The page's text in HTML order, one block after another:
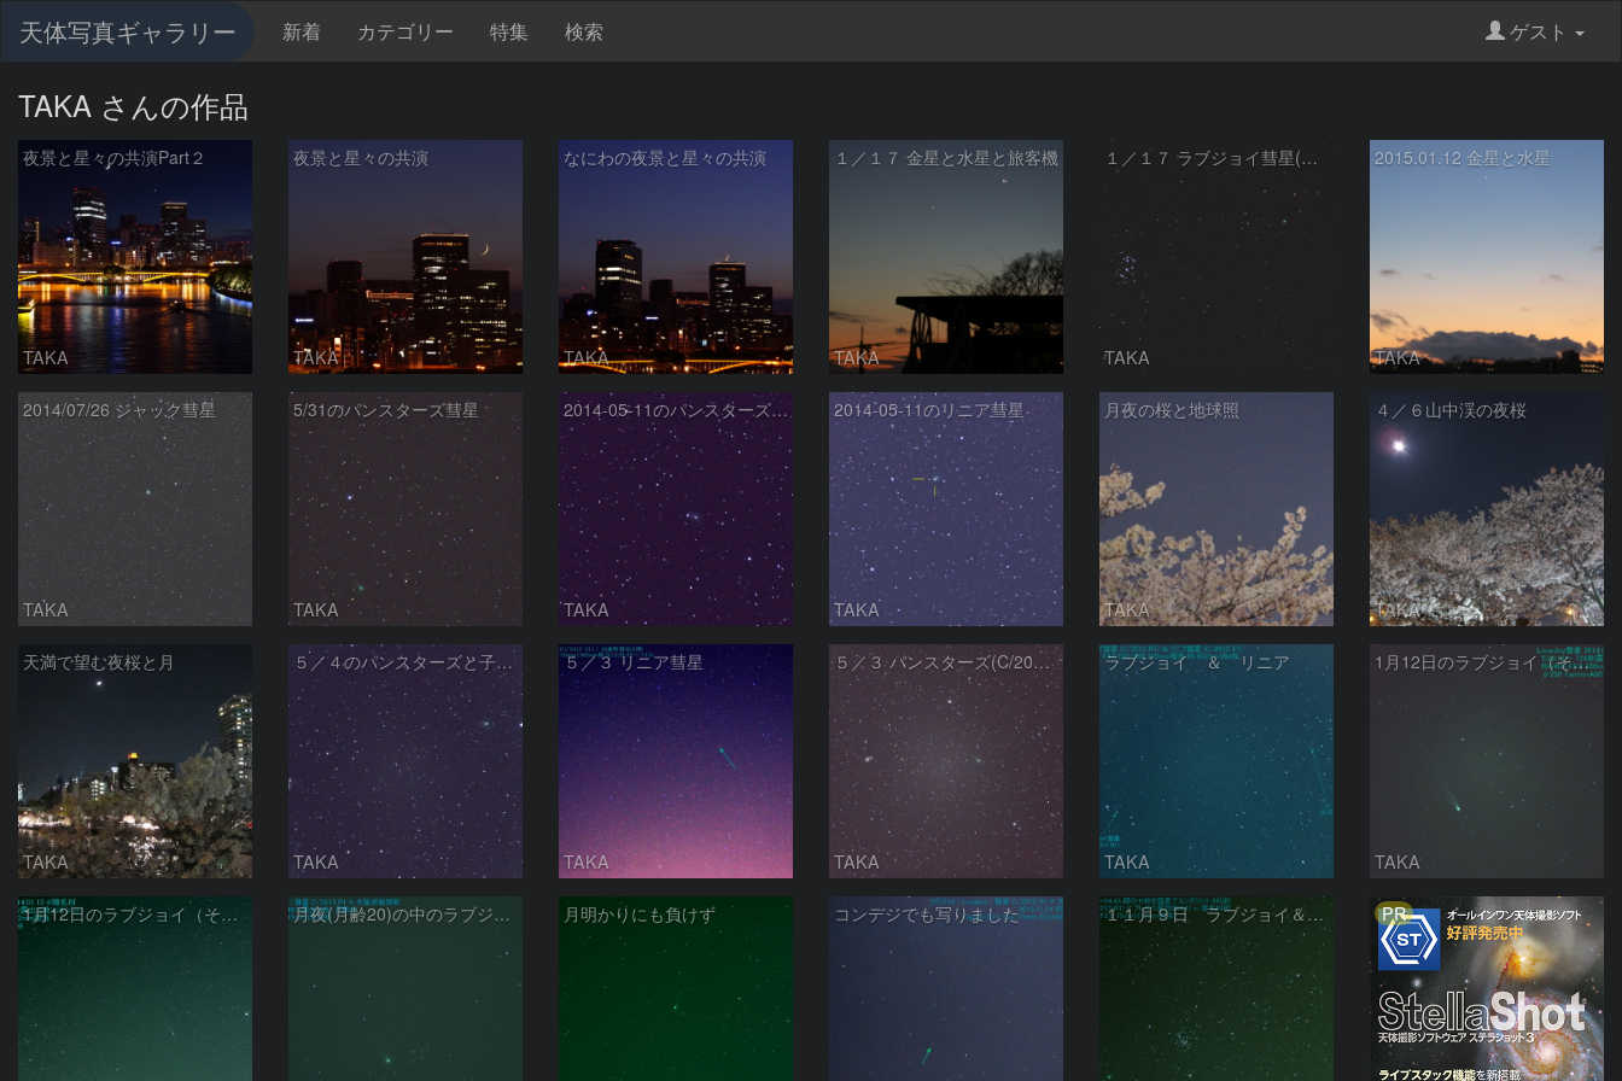
天体写真ギャラリー 新着 カテゴリー 特集 検索 ゲスト
TAKA さんの作品
夜景と星々の共演Part２
TAKA
夜景と星々の共演
TAKA
なにわの夜景と星々の共演
TAKA
１／１７ 金星と水星と旅客機
TAKA
１／１７ ラブジョイ彗星(C2014Q2)
TAKA
2015.01.12 金星と水星
TAKA
2014/07/26 ジャック彗星
TAKA
5/31のパンスターズ彗星
TAKA
2014-05-11のパンスターズ彗星
TAKA
2014-05-11のリニア彗星
TAKA
月夜の桜と地球照
TAKA
４／６山中渓の夜桜
TAKA
天満で望む夜桜と月
TAKA
５／４のパンスターズと子持ち銀河
TAKA
５／３ リニア彗星
TAKA
５／３ パンスターズ(C/2012K1)＆Ｍ５１
TAKA
ラブジョイ ＆ リニア
TAKA
1月12日のラブジョイ（その２）
TAKA
1月12日のラブジョイ（その１） 月夜(月齢20)の中のラブジョイ 月明かりにも負けず コンデジでも写りました １１月９日 ラブジョイ＆プレセペ PR